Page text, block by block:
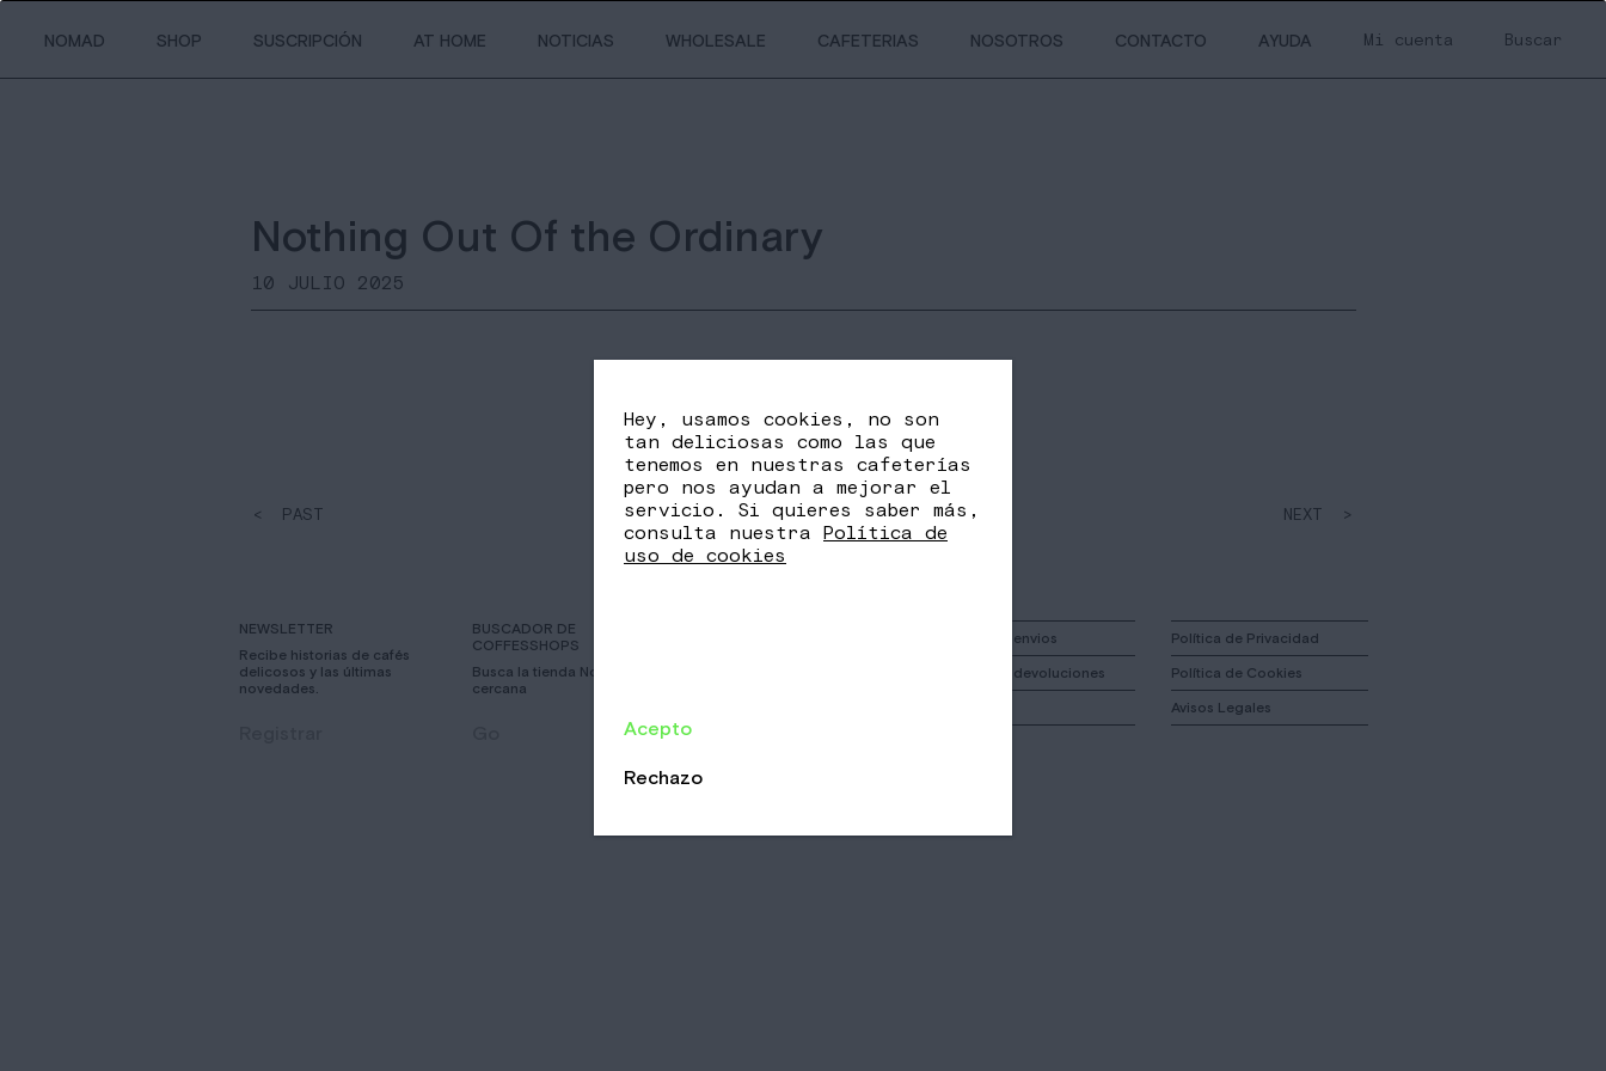
NOMAD SHOP SUSCRIPCIÓN AT HOME NOTICIAS WHOLESALE CAFETERIAS NOSOTROS CONTACTO AYUDA Mi cuenta Buscar
Nothing Out Of the Ordinary
10 JULIO 2025
< PAST SHARE FB TW NEXT >
NEWSLETTER
Recibe historias de cafés
delicosos y las últimas
novedades.
BUSCADOR DE
COFFESSHOPS
Busca la tienda Nomad más
cercana
Política de envios
Política de devoluciones
Política de Privacidad
Política de Cookies
Avisos Legales
Hey, usamos cookies, no son
tan deliciosas como las que
tenemos en nuestras cafeterías
pero nos ayudan a mejorar el
servicio. Si quieres saber más,
consulta nuestra Política de
uso de cookies
Acepto
Rechazo